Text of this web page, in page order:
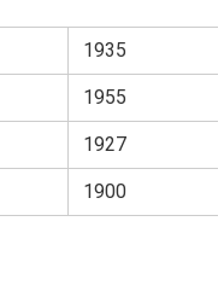
1935
1955
1927
1900